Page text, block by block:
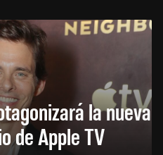
la nueva
de Apple TV